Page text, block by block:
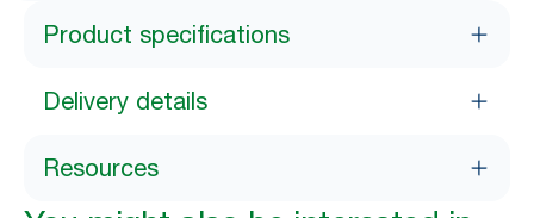
Product specifications
Delivery details
Resources